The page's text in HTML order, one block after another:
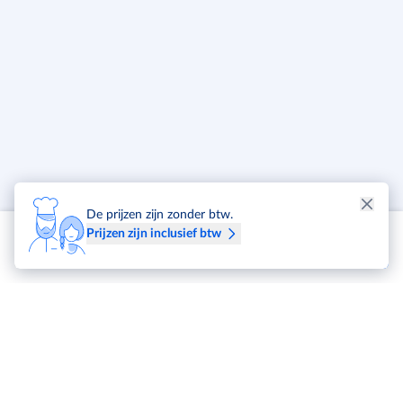
De prijzen zijn zonder btw.
Prijzen zijn inclusief btw